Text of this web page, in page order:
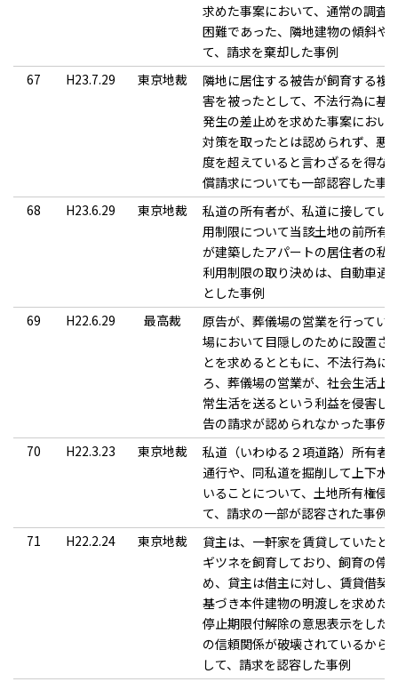
求めた事案において、通常の調査
困難であった、隣地建物の傾斜や
て、請求を棄却した事例
67
H23.7.29 東京地裁
隣地に居住する被告が飼育する複
害を被ったとして、不法行為に基
発生の差止めを求めた事案におい
対策を取ったとは認められず、悪
度を超えていると言わざるを得な
償請求についても一部認容した事
68
H23.6.29 東京地裁
私道の所有者が、私道に接してい
用制限について当該土地の前所有
が建築したアパートの居住者の私
利用制限の取り決めは、自動車通
とした事例
69
H22.6.29 最高裁
原告が、葬儀場の営業を行ってい
場において目隠しのために設置さ
とを求めるとともに、不法行為に
ろ、葬儀場の営業が、社会生活上
常生活を送るという利益を侵害し
告の請求が認められなかった事例
70
H22.3.23 東京地裁
私道（いわゆる２項道路）所有者
通行や、同私道を掘削して上下水
いることについて、土地所有権侵
て、請求の一部が認容された事例
71
H22.2.24 東京地裁
貸主は、一軒家を賃貸していたと
ギツネを飼育しており、飼育の停
め、貸主は借主に対し、賃貸借契
基づき本件建物の明渡しを求めた
停止期限付解除の意思表示をした
の信頼関係が破壊されているから
して、請求を認容した事例